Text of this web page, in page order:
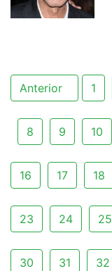
Anterior 1
8 9 10
16 17 18
23 24 25
30 31 32